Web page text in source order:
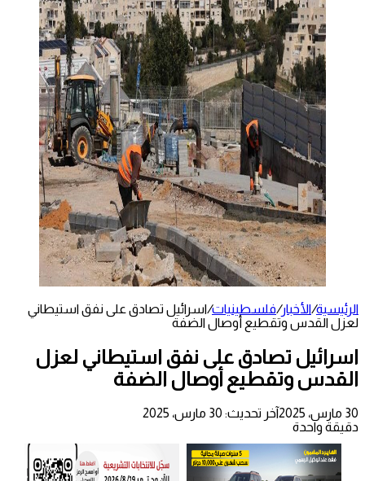
الرئيسية/الأخبار/فلسطينيات/اسرائيل تصادق على نفق استيطاني
لعزل القدس وتقطيع أوصال الضفة
اسرائيل تصادق على نفق استيطاني لعزل
القدس وتقطيع أوصال الضفة
30 مارس، 2025
آخر تحديث: 30 مارس، 2025
دقيقة واحدة